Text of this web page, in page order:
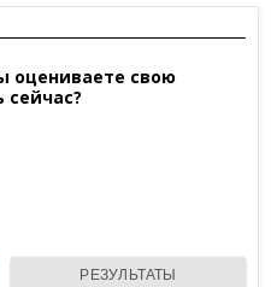
оцениваете свою
сейчас?
РЕЗУЛЬТАТЫ